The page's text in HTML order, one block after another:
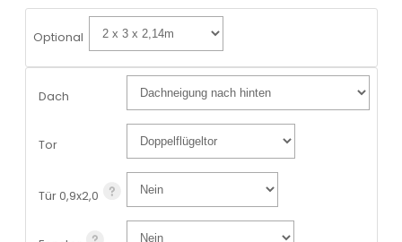
Optional
Dach
Tor
Tür 0,9x2,0